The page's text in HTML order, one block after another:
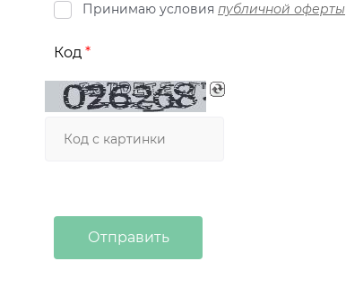
Принимаю условия публичной оферты
Код